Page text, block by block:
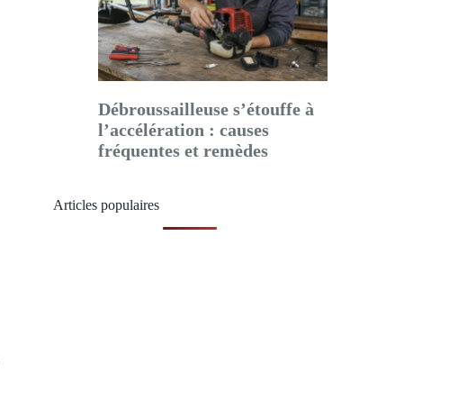
Débroussailleuse s’étouffe à
l’accélération : causes
fréquentes et remèdes
Articles populaires